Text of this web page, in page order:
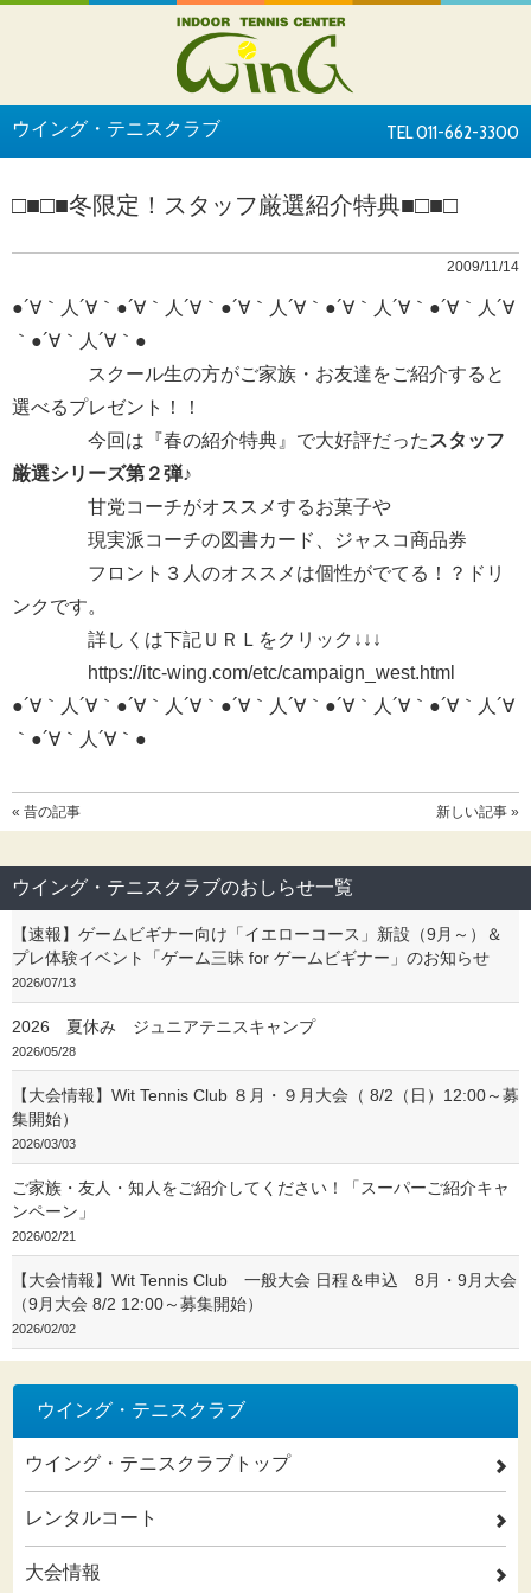
ウイング・テニスクラブ TEL 011-662-3300
□■□■冬限定！スタッフ厳選紹介特典■□■□
2009/11/14
●´∀｀人´∀｀●´∀｀人´∀｀●´∀｀人´∀｀●´∀｀人´∀｀●´∀｀人´∀
｀●´∀｀人´∀｀●
スクール生の方がご家族・お友達をご紹介すると
選べるプレゼント！！
今回は『春の紹介特典』で大好評だった スタッフ
厳選シリーズ第２弾♪
甘党コーチがオススメするお菓子や
現実派コーチの図書カード、ジャスコ商品券
フロント３人のオススメは個性がでてる！？ドリ
ンクです。
詳しくは下記ＵＲＬをクリック↓↓↓
https://itc-wing.com/etc/campaign_west.html
●´∀｀人´∀｀●´∀｀人´∀｀●´∀｀人´∀｀●´∀｀人´∀｀●´∀｀人´∀
｀●´∀｀人´∀｀●
« 昔の記事 新しい記事 »
ウイング・テニスクラブのおしらせ一覧
【速報】ゲームビギナー向け「イエローコース」新設（9月～）＆
プレ体験イベント「ゲーム三昧 for ゲームビギナー」のお知らせ
2026/07/13
2026 夏休み ジュニアテニスキャンプ
2026/05/28
【大会情報】Wit Tennis Club ８月・９月大会（ 8/2（日）12:00～募
集開始）
2026/03/03
ご家族・友人・知人をご紹介してください！「スーパーご紹介キャ
ンペーン」
2026/02/21
【大会情報】Wit Tennis Club 一般大会 日程＆申込 8月・9月大会
（9月大会 8/2 12:00～募集開始）
2026/02/02
ウイング・テニスクラブ
ウイング・テニスクラブトップ 2
レンタルコート 2
大会情報 2